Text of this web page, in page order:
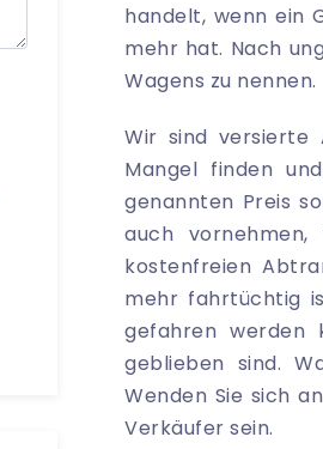
handelt, wenn ein
mehr hat. Nach
Wagens zu nennen.
Wir sind versierte
Mangel finden
genannten Preis
auch
kostenfreien
mehr fahrtüchtig
gefahren werden
geblieben sind.
Wenden Sie sich
Verkäufer sein.